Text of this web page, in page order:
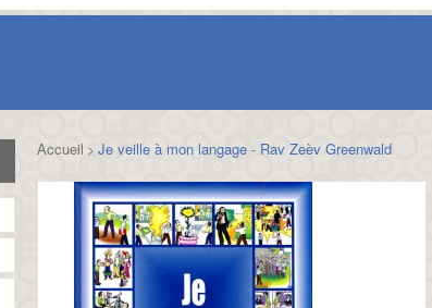
Accueil > Je veille à mon langage - Rav Zeèv Greenwald